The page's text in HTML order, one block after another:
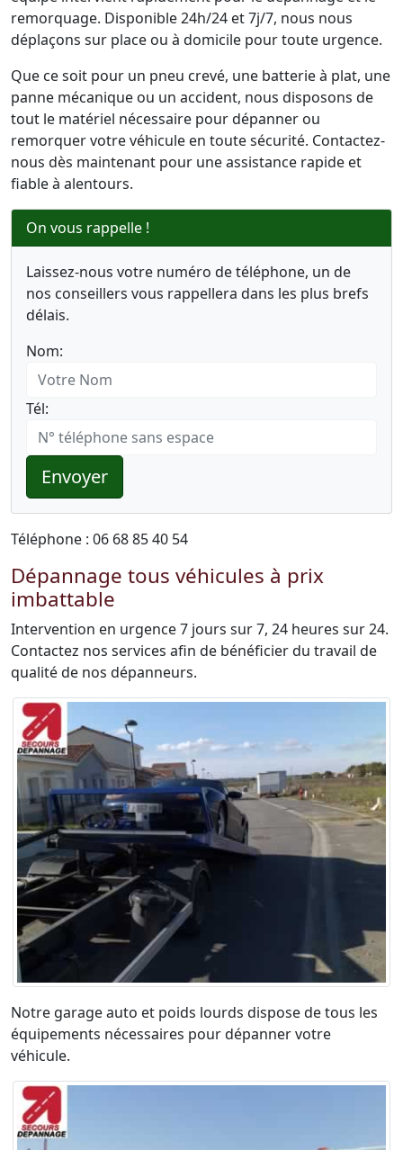
remorquage. Disponible 24h/24 et 7j/7, nous nous
déplaçons sur place ou à domicile pour toute urgence.
Que ce soit pour un pneu crevé, une batterie à plat, une
panne mécanique ou un accident, nous disposons de
tout le matériel nécessaire pour dépanner ou
remorquer votre véhicule en toute sécurité. Contactez-
nous dès maintenant pour une assistance rapide et
fiable à alentours.
On vous rappelle !
Laissez-nous votre numéro de téléphone, un de
nos conseillers vous rappellera dans les plus brefs
délais.
Nom:
Tél:
Envoyer
Téléphone : 06 68 85 40 54
Dépannage tous véhicules à prix
imbattable
Intervention en urgence 7 jours sur 7, 24 heures sur 24.
Contactez nos services afin de bénéficier du travail de
qualité de nos dépanneurs.
Notre garage auto et poids lourds dispose de tous les
équipements nécessaires pour dépanner votre
véhicule.